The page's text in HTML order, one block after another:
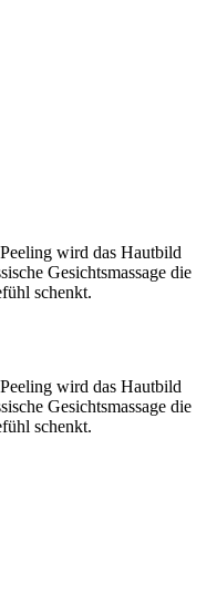
wird das Hautbild
Gesichtsmassage die
schenkt.
wird das Hautbild
Gesichtsmassage die
schenkt.